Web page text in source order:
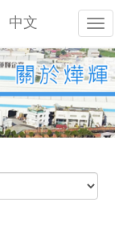
燁
輝
企
業
股
份
有
限
司
中文